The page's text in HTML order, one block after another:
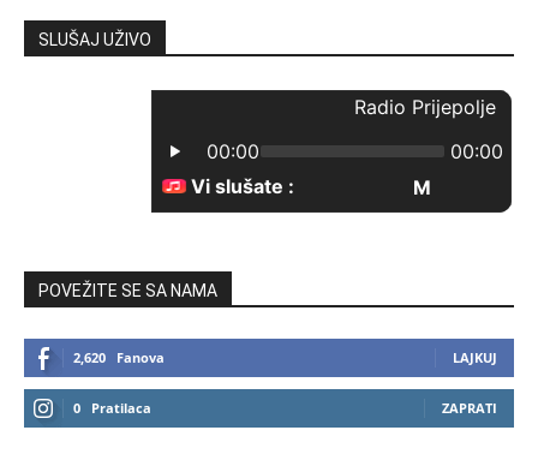
SLUŠAJ UŽIVO
POVEŽITE SE SA NAMA
2,620 Fanova LAJKUJ
0 Pratilaca ZAPRATI